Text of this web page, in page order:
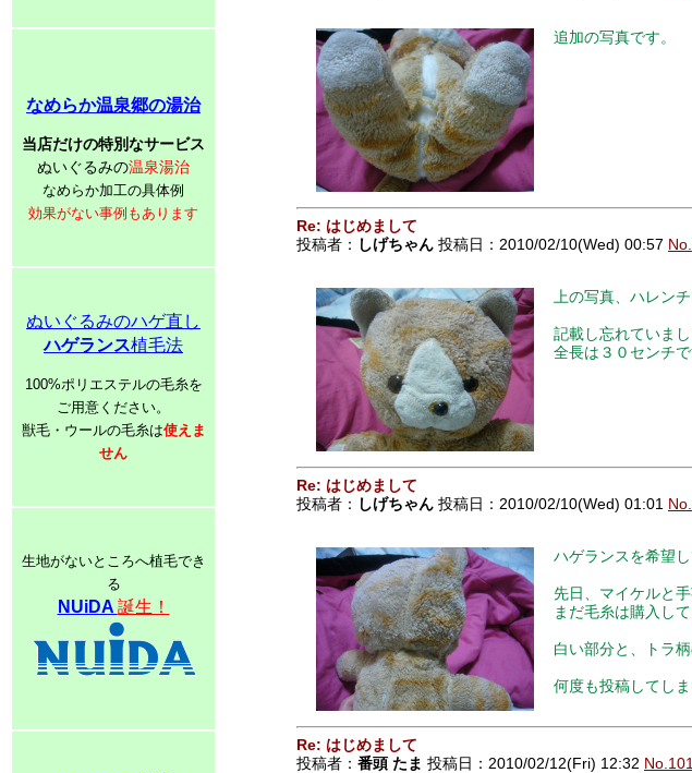
なめらか温泉郷の湯治
当店だけの特別なサービス
ぬいぐるみの温泉湯治
なめらか加工の具体例
効果がない事例もあります
ぬいぐるみのハゲ直し
ハゲランス植毛法
100%ポリエステルの毛糸を
ご用意ください。
獣毛・ウールの毛糸は使えま
せん
生地がないところへ植毛でき
る
NUiDA 誕生！
追加の写真です。
Re: はじめまして
投稿者： しげちゃん 投稿日：2010/02/10(Wed) 00:57
上の写真、ハレン
記載し忘れていまし
全長は３０センチで
Re: はじめまして
投稿者： しげちゃん 投稿日：2010/02/10(Wed) 01:01
ハゲランスを希望し
先日、マイケルと
まだ毛糸は購入し
白い部分と、トラ
何度も投稿してし
Re: はじめまして
投稿者： 番頭 たま 投稿日：2010/02/12(Fri) 12:32